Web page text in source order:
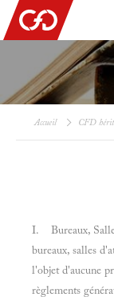
Accueil CFD
I. Bureaux,
bureaux, salles
l'objet d'aucune
règlements